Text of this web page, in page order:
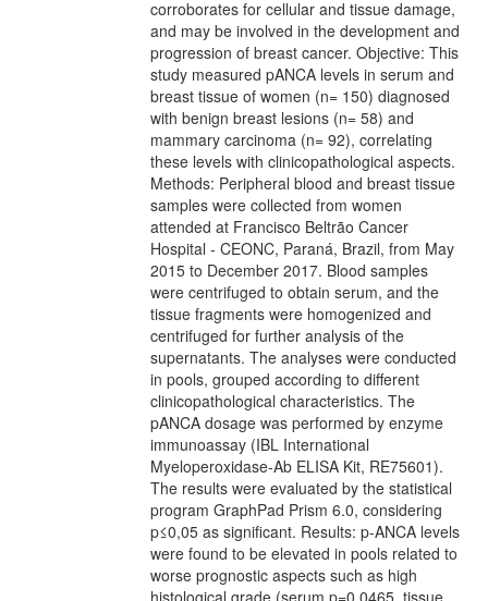
corroborates for cellular and tissue damage,
and may be involved in the development and
progression of breast cancer. Objective: This
study measured pANCA levels in serum and
breast tissue of women (n= 150) diagnosed
with benign breast lesions (n= 58) and
mammary carcinoma (n= 92), correlating
these levels with clinicopathological aspects.
Methods: Peripheral blood and breast tissue
samples were collected from women
attended at Francisco Beltrão Cancer
Hospital - CEONC, Paraná, Brazil, from May
2015 to December 2017. Blood samples
were centrifuged to obtain serum, and the
tissue fragments were homogenized and
centrifuged for further analysis of the
supernatants. The analyses were conducted
in pools, grouped according to different
clinicopathological characteristics. The
pANCA dosage was performed by enzyme
immunoassay (IBL International
Myeloperoxidase-Ab ELISA Kit, RE75601).
The results were evaluated by the statistical
program GraphPad Prism 6.0, considering
p≤0,05 as significant. Results: p-ANCA levels
were found to be elevated in pools related to
worse prognostic aspects such as high
histological grade (serum p=0.0465, tissue